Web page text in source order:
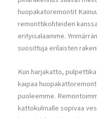
huopakatoremontit
remonttikohteiden
erityisalaamme.
suosittuja erilaisten
Kun harjakatto,
kaipaa
puoleemme.
kattokulmalle sopivaa